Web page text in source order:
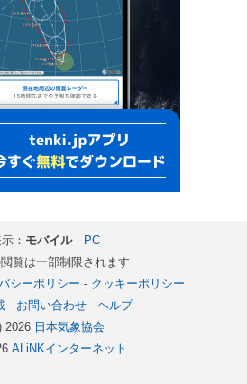
： モバイル｜ PC
覧は一部制限されます
シーポリシー - クッキーポリシー
- お問い合わせ- ヘルプ
2026 日本気象協会
ALiNKインターネット